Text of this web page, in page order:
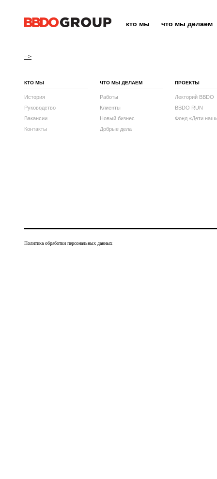
кто мы что мы делаем
-->
КТО МЫ
История
Руководство
Вакансии
Контакты
ЧТО МЫ ДЕЛАЕМ
Работы
Клиенты
Новый бизнес
Добрые дела
ПРОЕКТЫ
Лекторий BBDO
BBDO RUN
Фонд «Дети
Политика обработки персональных данных